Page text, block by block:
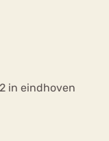
in eindhoven